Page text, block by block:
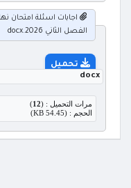
اجابات اسئلة امتحان
الفصل الثاني 2026.docx
تحميل
docx
مرات التحميل : (12
)
الحجم : (54.45 KB)